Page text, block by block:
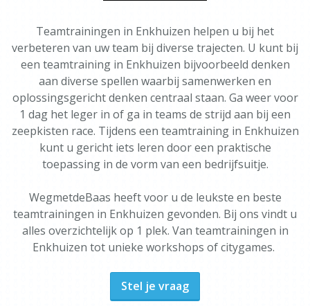
Teamtrainingen in Enkhuizen helpen u bij het
verbeteren van uw team bij diverse trajecten. U kunt bij
een teamtraining in Enkhuizen bijvoorbeeld denken
aan diverse spellen waarbij samenwerken en
oplossingsgericht denken centraal staan. Ga weer voor
1 dag het leger in of ga in teams de strijd aan bij een
zeepkisten race. Tijdens een teamtraining in Enkhuizen
kunt u gericht iets leren door een praktische
toepassing in de vorm van een bedrijfsuitje.
WegmetdeBaas heeft voor u de leukste en beste
teamtrainingen in Enkhuizen gevonden. Bij ons vindt u
alles overzichtelijk op 1 plek. Van teamtrainingen in
Enkhuizen tot unieke workshops of citygames.
Stel je vraag